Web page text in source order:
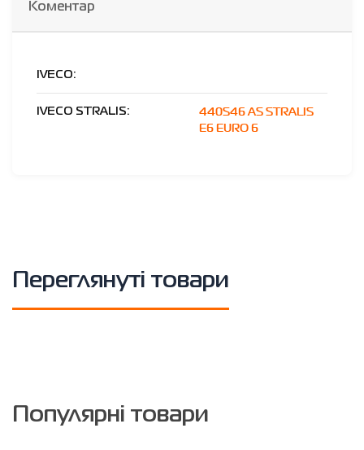
Коментар
IVECO:
IVECO STRALIS:
440S46 AS STRALIS
E6 EURO 6
Переглянуті товари
Популярні товари